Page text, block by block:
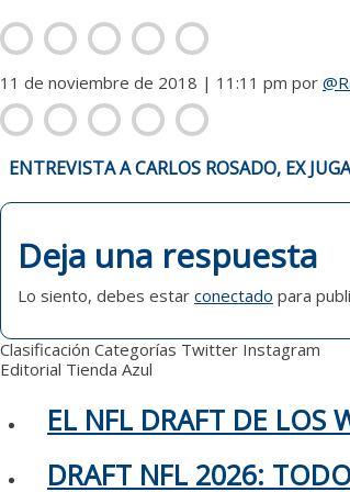
11 de noviembre de 2018 | 11:11 pm por
NAVEGACIÓN
DE
ENTRADAS
ENTREVISTA A CARLOS ROSADO, EX
Deja una respuesta
Lo siento, debes estar conectado para
Clasificación Categorías Twitter Instagram
Editorial Tienda Azul
EL NFL DRAFT DE LOS
DRAFT NFL 2026: